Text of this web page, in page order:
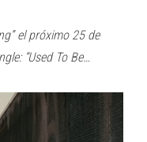
el próximo 25 de
“Used To Be…